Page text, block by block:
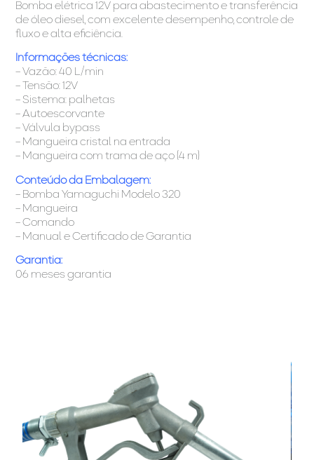
Bomba elétrica 12V para abastecimento e transferência
de óleo diesel, com excelente desempenho, controle de
fluxo e alta eficiência.
Informações técnicas:
– Vazão: 40 L/min
– Tensão: 12V
– Sistema: palhetas
– Autoescorvante
– Válvula bypass
– Mangueira cristal na entrada
– Mangueira com trama de aço (4 m)
Conteúdo da Embalagem:
– Bomba Yamaguchi Modelo 320
– Mangueira
– Comando
– Manual e Certificado de Garantia
Garantia:
06 meses garantia